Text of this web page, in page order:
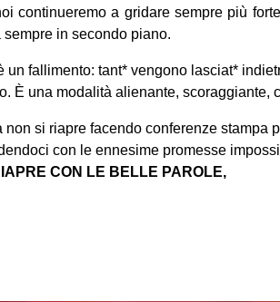
continueremo a gridare sempre più
in secondo piano.
un fallimento: tant* vengono lasciat*
È una modalità alienante, scoraggiante,
si riapre facendo conferenze stampa
con le ennesime promesse
CON LE BELLE PAROLE,